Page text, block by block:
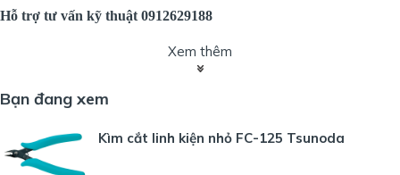
Hỗ trợ tư vấn kỹ thuật 0912629188
Xem thêm
Bạn đang xem
Kìm cắt linh kiện nhỏ FC-125 Tsunoda